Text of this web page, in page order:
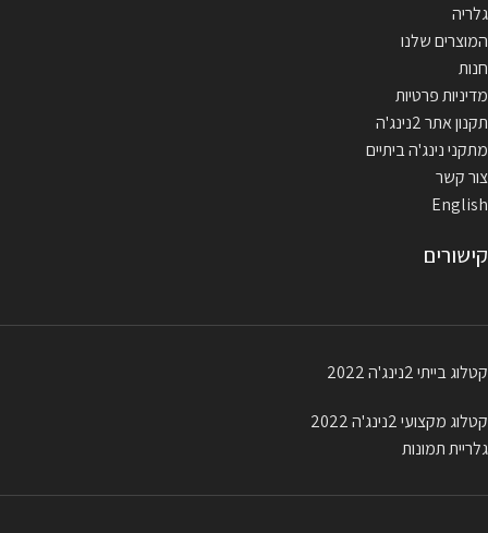
גלריה
המוצרים שלנו
חנות
מדיניות פרטיות
תקנון אתר 2נינג'ה
מתקני נינג'ה ביתיים
צור קשר
English
קישורים
קטלוג בייתי 2נינג'ה 2022
קטלוג מקצועי 2נינג'ה 2022
גלריית תמונות